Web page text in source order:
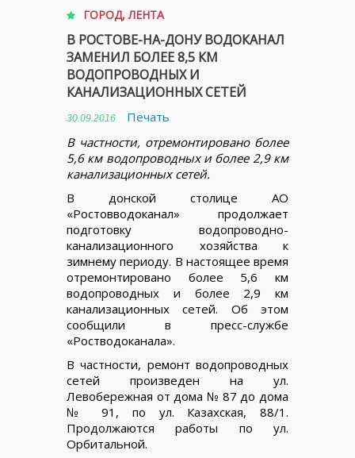
ГОРОД,ЛЕНТА
В РОСТОВЕ-НА-ДОНУ ВОДОКАНАЛ
ЗАМЕНИЛ БОЛЕЕ 8,5 КМ
ВОДОПРОВОДНЫХ И
КАНАЛИЗАЦИОННЫХ СЕТЕЙ
30.09.2016
Печать
В частности, отремонтировано более
5,6 км водопроводных и более 2,9 км
канализационных сетей.
В донской столице АО
«Ростовводоканал» продолжает
подготовку водопроводно-
канализационного хозяйства к
зимнему периоду. В настоящее время
отремонтировано более 5,6 км
водопроводных и более 2,9 км
канализационных сетей. Об этом
сообщили в пресс-службе
«Ростводоканала».
В частности, ремонт водопроводных
сетей произведен на ул.
Левобережная от дома № 87 до дома
№ 91, по ул. Казахская, 88/1.
Продолжаются работы по ул.
Орбитальной.